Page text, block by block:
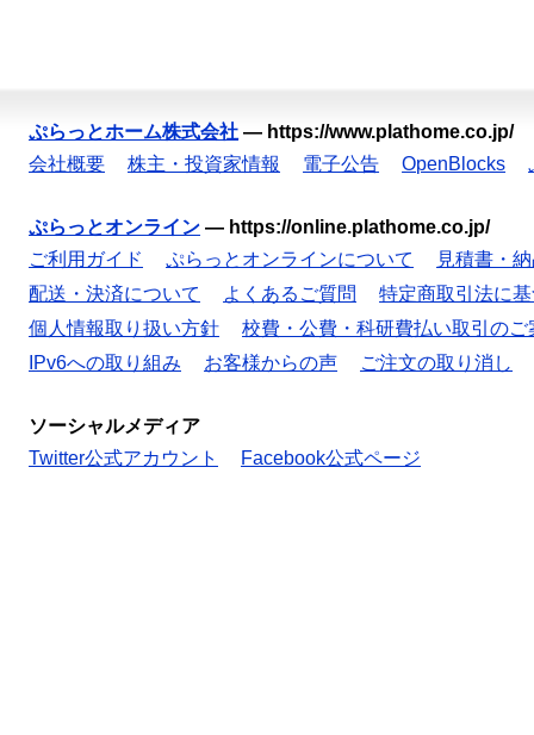
ぷらっとホーム株式会社 — https://www.plathome.co.jp/
会社概要
株主・投資家情報 電子公告 OpenBlocks
ぷらっとオンライン — https://online.plathome.co.jp/
ご利用ガイド
ぷらっとオンラインについて
見積書・
配送・決済について
よくあるご質問
特定商取引法に
個人情報取り扱い方針
校費・公費・科研費払い取引のご
IPv6への取り組み
お客様からの声 ご注文の取り消し
ソーシャルメディア
Twitter公式アカウント
Facebook公式ページ